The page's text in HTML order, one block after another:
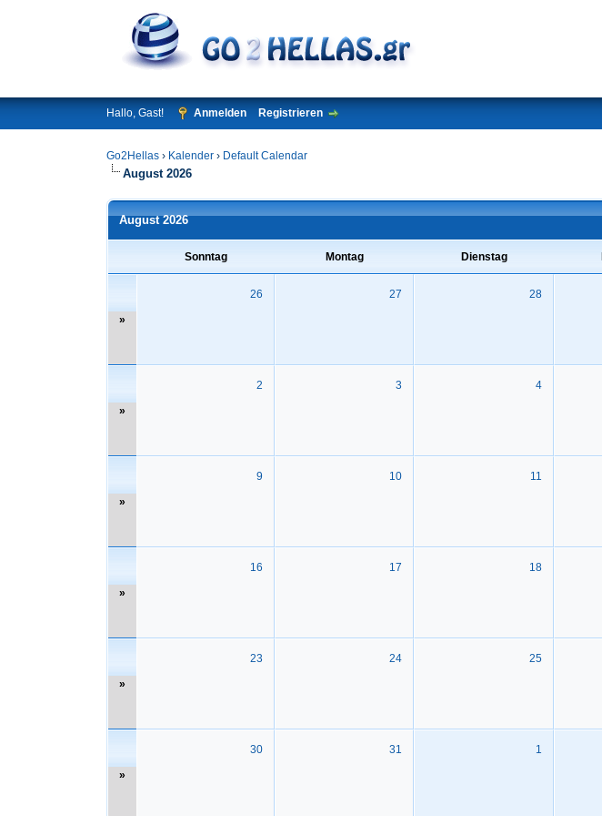
Hallo, Gast! Anmelden Registrieren
Go2Hellas › Kalender › Default Calendar
August 2026
August 2026
Sonntag Montag Dienstag
»
26 27 28
»
2 3 4
»
9 10 11
»
16 17 18
»
23 24 25
»
30 31 1